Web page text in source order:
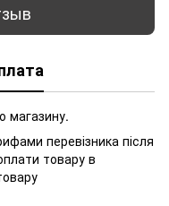
магазину.
перевізника після
товару в